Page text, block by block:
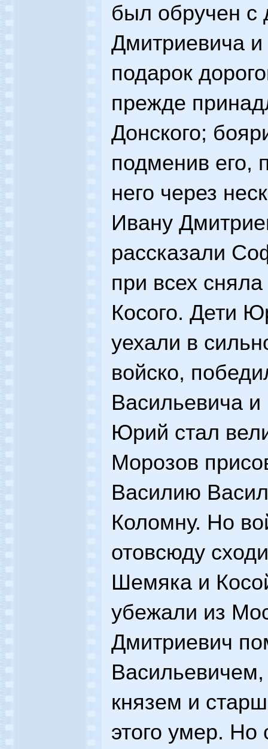
был обручен с
Дмитриевича и
подарок
прежде
Донского;
подменив его,
него через
Ивану
рассказали
при всех
Косого. Дети
уехали в
войско,
Васильевича и
Юрий стал
Морозов
Василию
Коломну. Но
отовсюду
Шемяка и
убежали из
Дмитриевич
князем и
этого умер. Но